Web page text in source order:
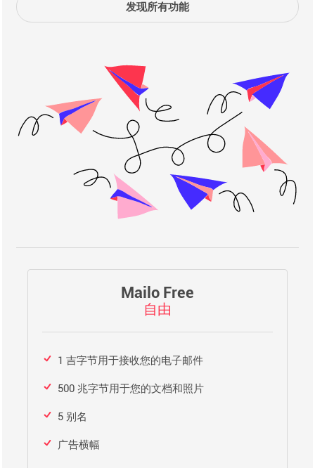
发现所有功能
Mailo Free
自由
1 吉字节用于接收您的电子邮件
500 兆字节用于您的文档和照片
5 别名
广告横幅